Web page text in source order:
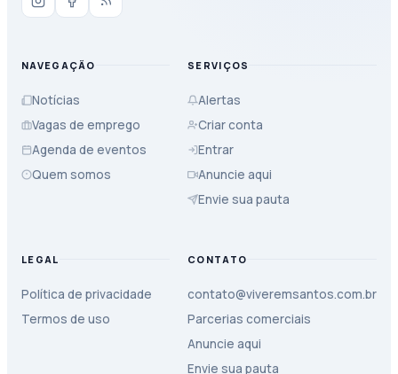
NAVEGAÇÃO
Notícias
Vagas de emprego
Agenda de eventos
Quem somos
SERVIÇOS
Alertas
Criar conta
Entrar
Anuncie aqui
Envie sua pauta
LEGAL
Política de privacidade
Termos de uso
CONTATO
contato@viveremsantos.com.br
Parcerias comerciais
Anuncie aqui
Envie sua pauta